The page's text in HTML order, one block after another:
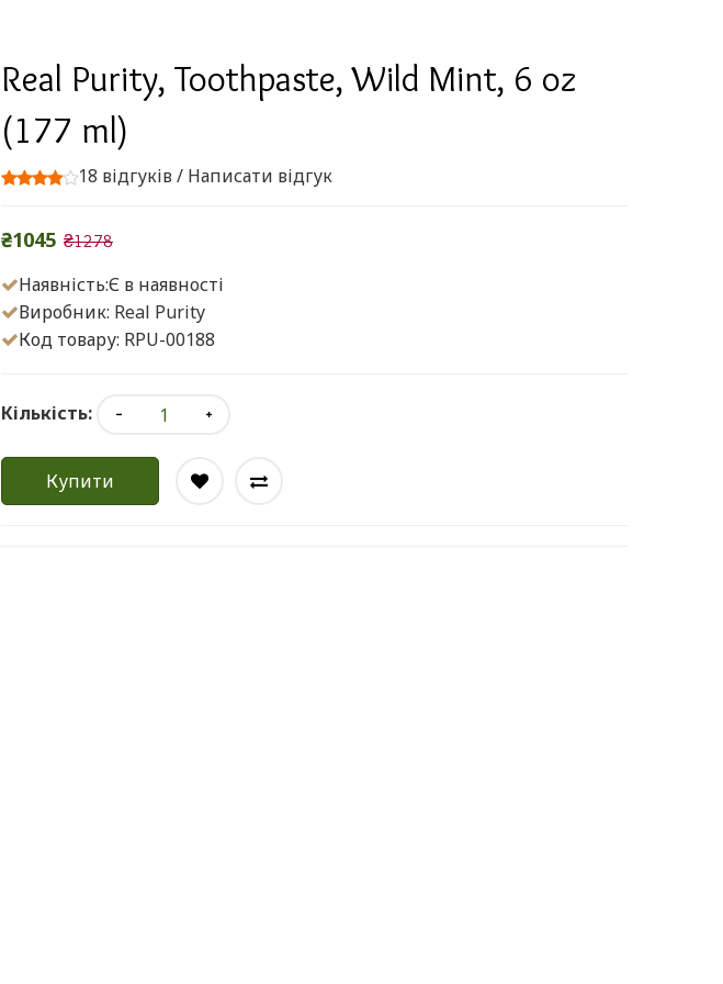
Real Purity, Toothpaste, Wild Mint, 6 oz
(177 ml)
18 відгуків/ Написати відгук
₴1045 ₴1278
Наявність:Є в наявності
Виробник: Real Purity
Код товару: RPU-00188
Кількість:
Купити